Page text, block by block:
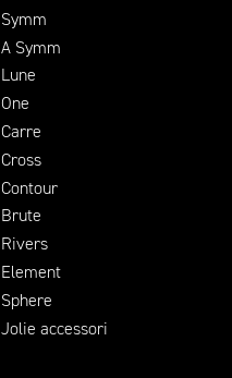
Symm
A Symm
Lune
One
Carre
Cross
Contour
Brute
Rivers
Element
Sphere
Jolie accessori